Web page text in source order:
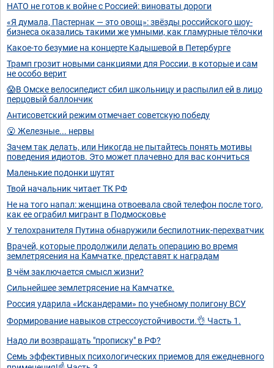
НАТО не готов к войне с Россией: виноваты дороги
«Я думала, Пастернак — это овощ»: звёзды российского шоу-
бизнеса оказались такими же умными, как гламурные тёлочки
Какое-то безумие на концерте Кадышевой в Петербурге
Трамп грозит новыми санкциями для России, в которые и сам
не особо верит
😱В Омске велосипедист сбил школьницу и распылил ей в лицо
перцовый баллончик
Антисоветский режим отмечает советскую победу
😮 Железные... нервы
Зачем так делать, или Никогда не пытайтесь понять мотивы
поведения идиотов. Это может плачевно для вас кончиться
Маленькие подонки шутят
Твой начальник читает ТК РФ
Не на того напал: женщина отвоевала свой телефон после того,
как ее ограбил мигрант в Подмосковье
У телохранителя Путина обнаружили беспилотник-перехватчик
Врачей, которые продолжили делать операцию во время
землетрясения на Камчатке, представят к наградам
В чём заключается смысл жизни?
Сильнейшее землетрясение на Камчатке.
Россия ударила «Искандерами» по учебному полигону ВСУ
Формирование навыков стрессоустойчивости.👌 Часть 1.
Надо ли возвращать "прописку" в РФ?
Семь эффективных психологических приемов для ежедневного